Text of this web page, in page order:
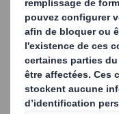
problématique
représente des
entreprises
il est d'autant
d’une
côtés.